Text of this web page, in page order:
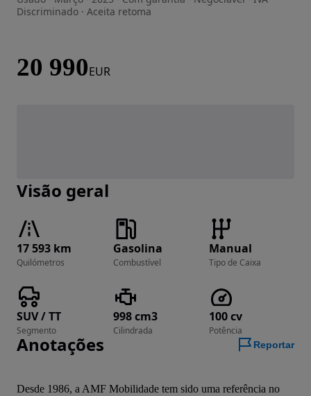
Discriminado · Aceita retoma
20 990EUR
Visão geral
17 593 km
Quilómetros
Gasolina
Combustível
Manual
Tipo de Caixa
SUV / TT
Segmento
998 cm3
Cilindrada
100 cv
Potência
Anotações Reportar
Desde 1986, a AMF Mobilidade tem sido uma referência no